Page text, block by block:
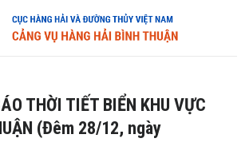
THỜI TIẾT BIỂN KHU VỰC
(Đêm 28/12, ngày